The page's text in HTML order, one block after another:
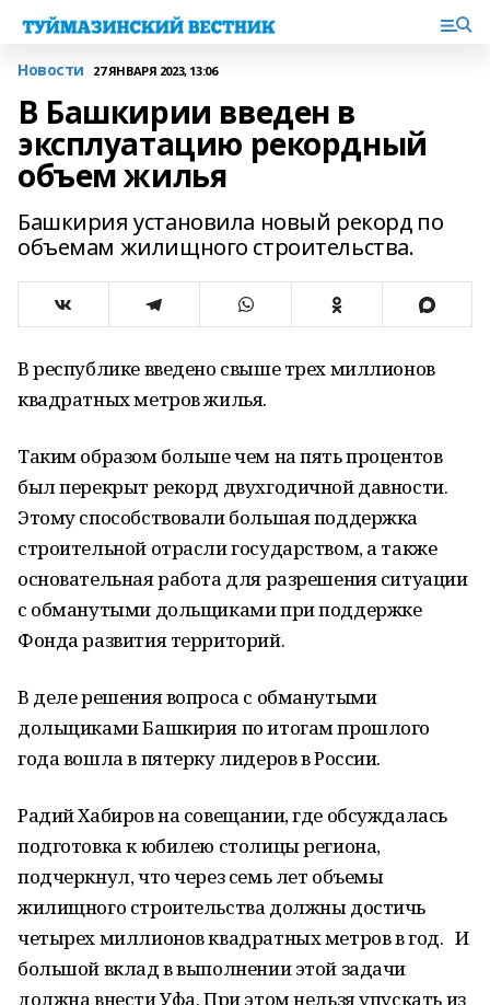
Новости 27 ЯНВАРЯ 2023, 13:06
В Башкирии введен в
эксплуатацию рекордный
объем жилья
Башкирия установила новый рекорд по
объемам жилищного строительства.
В республике введено свыше трех миллионов
квадратных метров жилья.
Таким образом больше чем на пять процентов
был перекрыт рекорд двухгодичной давности.
Этому способствовали большая поддержка
строительной отрасли государством, а также
основательная работа для разрешения ситуации
с обманутыми дольщиками при поддержке
Фонда развития территорий.
В деле решения вопроса с обманутыми
дольщиками Башкирия по итогам прошлого
года вошла в пятерку лидеров в России.
Радий Хабиров на совещании, где обсуждалась
подготовка к юбилею столицы региона,
подчеркнул, что через семь лет объемы
жилищного строительства должны достичь
четырех миллионов квадратных метров в год. И
большой вклад в выполнении этой задачи
должна внести Уфа. При этом нельзя упускать из